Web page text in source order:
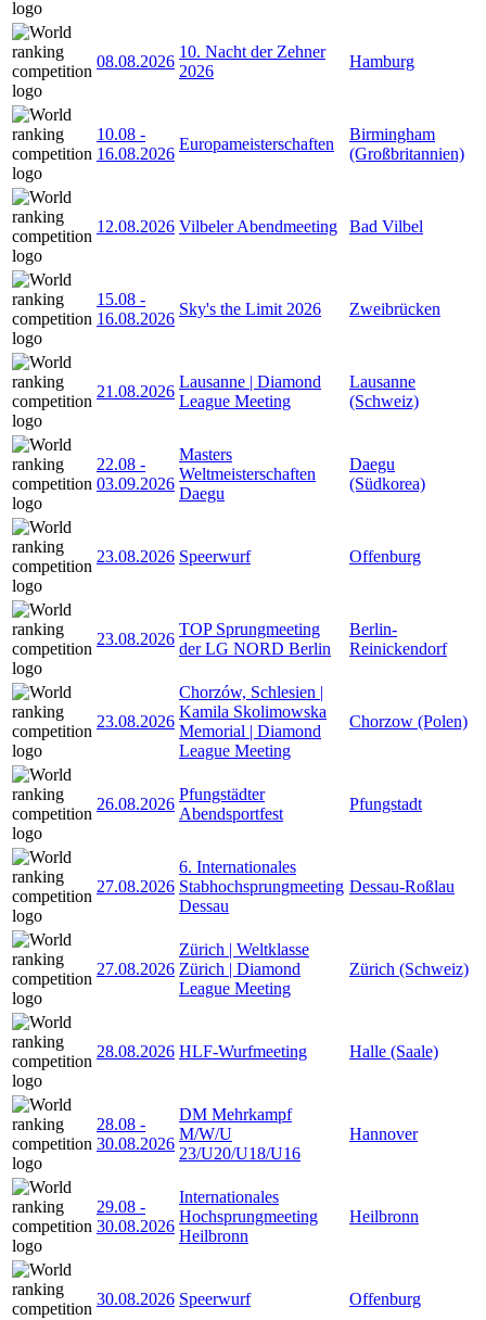
08.08.2026
10. Nacht der Zehner
2026
Hamburg
10.08 -
16.08.2026
Europameisterschaften
Birmingham
(Großbritannien)
12.08.2026 Vilbeler Abendmeeting Bad Vilbel
15.08 -
16.08.2026
Sky's the Limit 2026 Zweibrücken
21.08.2026
Lausanne | Diamond
League Meeting
Lausanne
(Schweiz)
22.08 -
03.09.2026
Masters
Weltmeisterschaften
Daegu
Daegu
(Südkorea)
23.08.2026 Speerwurf Offenburg
23.08.2026
TOP Sprungmeeting
der LG NORD Berlin
Berlin-
Reinickendorf
23.08.2026
Chorzów, Schlesien |
Kamila Skolimowska
Memorial | Diamond
League Meeting
Chorzow (Polen)
26.08.2026
Pfungstädter
Abendsportfest
Pfungstadt
27.08.2026
6. Internationales
Stabhochsprungmeeting
Dessau
Dessau-Roßlau
27.08.2026
Zürich | Weltklasse
Zürich | Diamond
League Meeting
Zürich (Schweiz)
28.08.2026 HLF-Wurfmeeting Halle (Saale)
28.08 -
30.08.2026
DM Mehrkampf
M/W/U
23/U20/U18/U16
Hannover
29.08 -
30.08.2026
Internationales
Hochsprungmeeting
Heilbronn
Heilbronn
30.08.2026 Speerwurf Offenburg